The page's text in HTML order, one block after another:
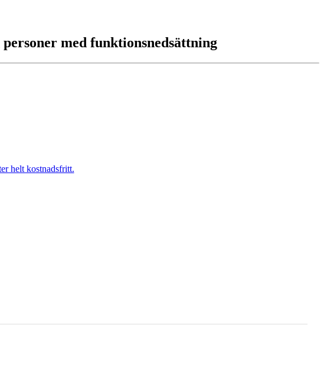
med funktionsnedsättning
helt kostnadsfritt.